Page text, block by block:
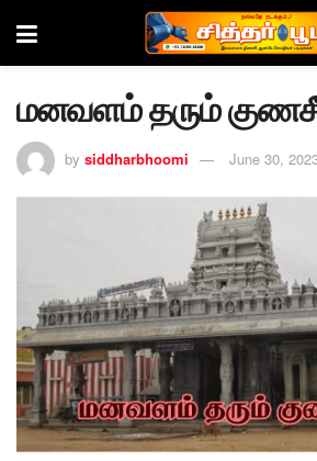
மனவளம் தரும்
by siddharbhoomi June 30,